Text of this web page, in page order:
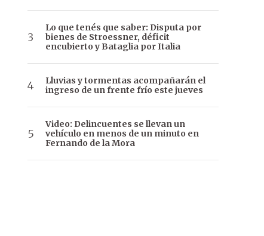
Lo que tenés que saber: Disputa por
bienes de Stroessner, déficit
encubierto y Bataglia por Italia
Lluvias y tormentas acompañarán el
ingreso de un frente frío este jueves
Video: Delincuentes se llevan un
vehículo en menos de un minuto en
Fernando de la Mora